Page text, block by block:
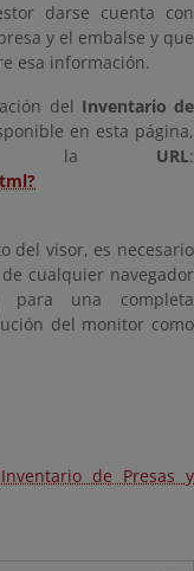
darse cuenta con
y el embalse y que
esa información.
del Inventario de
en esta página,
la URL:
del visor, es necesario
cualquier navegador
para una completa
del monitor como
de Presas y